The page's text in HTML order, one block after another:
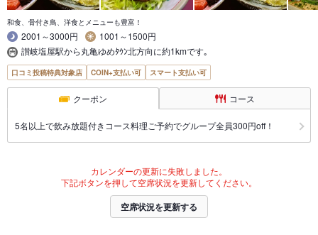
和食、骨付き鳥、洋食とメニューも豊富！
2001～3000円
1001～1500円
讃岐塩屋駅から丸亀ゆめﾀｳﾝ北方向に約1kmです｡
口コミ投稿特典対象店 COIN+支払い可 スマート支払い可
クーポン コース
5名以上で飲み放題付きコース料理ご予約でグループ全員300円off！
カレンダーの更新に失敗しました。
下記ボタンを押して空席状況を更新してください。
空席状況を更新する